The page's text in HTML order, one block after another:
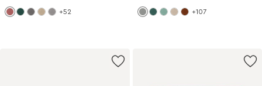
+52 +107